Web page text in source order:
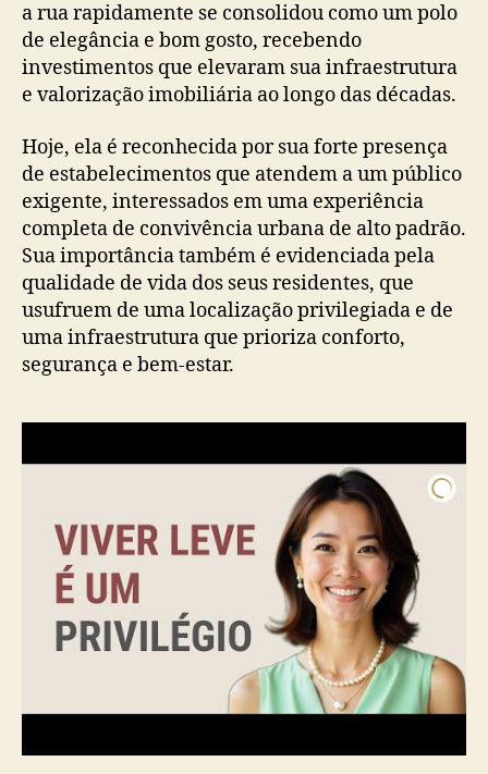
a rua rapidamente se consolidou como um polo
de elegância e bom gosto, recebendo
investimentos que elevaram sua infraestrutura
e valorização imobiliária ao longo das décadas.
Hoje, ela é reconhecida por sua forte presença
de estabelecimentos que atendem a um público
exigente, interessados em uma experiência
completa de convivência urbana de alto padrão.
Sua importância também é evidenciada pela
qualidade de vida dos seus residentes, que
usufruem de uma localização privilegiada e de
uma infraestrutura que prioriza conforto,
segurança e bem-estar.